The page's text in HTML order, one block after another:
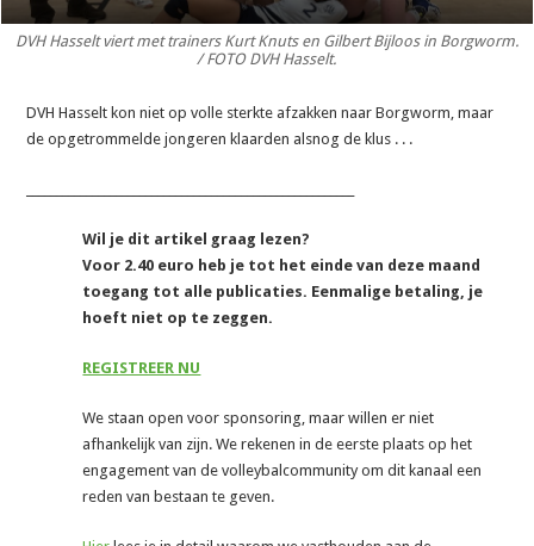
DVH Hasselt viert met trainers Kurt Knuts en Gilbert Bijloos in Borgworm.
/ FOTO DVH Hasselt.
DVH Hasselt kon niet op volle sterkte afzakken naar Borgworm, maar
de opgetrommelde jongeren klaarden alsnog de klus . . .
Wil je dit artikel graag lezen?
Voor 2.40 euro heb je tot het einde van deze maand
toegang tot alle publicaties. Eenmalige betaling, je
hoeft niet op te zeggen.
REGISTREER NU
We staan open voor sponsoring, maar willen er niet
afhankelijk van zijn. We rekenen in de eerste plaats op het
engagement van de volleybalcommunity om dit kanaal een
reden van bestaan te geven.